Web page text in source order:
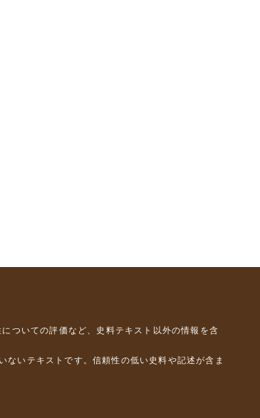
ついての評価など、史料テキスト以外の情報を含
いテキストです。信頼性の低い史料や記述が含ま